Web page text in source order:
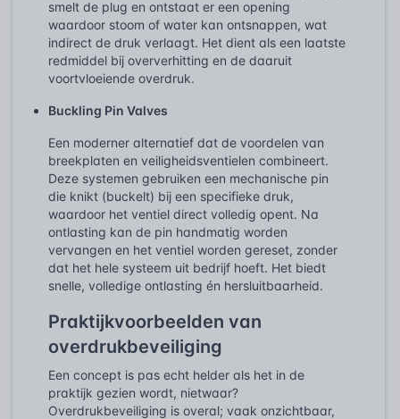
smelt de plug en ontstaat er een opening
waardoor stoom of water kan ontsnappen, wat
indirect de druk verlaagt. Het dient als een laatste
redmiddel bij oververhitting en de daaruit
voortvloeiende overdruk.
Buckling Pin Valves
Een moderner alternatief dat de voordelen van
breekplaten en veiligheidsventielen combineert.
Deze systemen gebruiken een mechanische pin
die knikt (buckelt) bij een specifieke druk,
waardoor het ventiel direct volledig opent. Na
ontlasting kan de pin handmatig worden
vervangen en het ventiel worden gereset, zonder
dat het hele systeem uit bedrijf hoeft. Het biedt
snelle, volledige ontlasting én hersluitbaarheid.
Praktijkvoorbeelden van
overdrukbeveiliging
Een concept is pas echt helder als het in de
praktijk gezien wordt, nietwaar?
Overdrukbeveiliging is overal; vaak onzichtbaar,